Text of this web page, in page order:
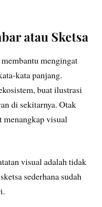
atau Sketsa
mengingat
kata panjang.
buat ilustrasi
di sekitarnya. Otak
menangkap visual
visual adalah tidak
sederhana sudah